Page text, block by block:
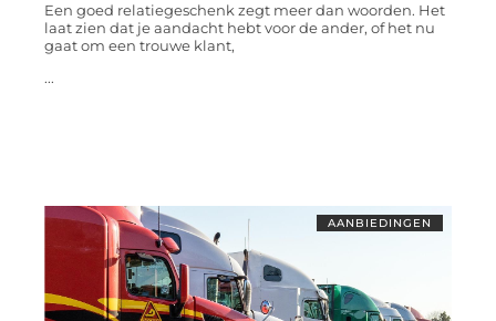
Een goed relatiegeschenk zegt meer dan woorden. Het
laat zien dat je aandacht hebt voor de ander, of het nu
gaat om een trouwe klant,
...
AANBIEDINGEN